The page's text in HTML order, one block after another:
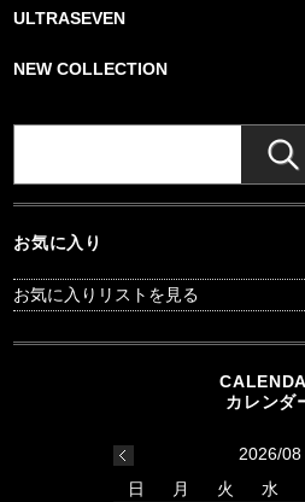
ULTRASEVEN
NEW COLLECTION
お気に入り
お気に入りリストを見る
2026/08
日
月 火 水